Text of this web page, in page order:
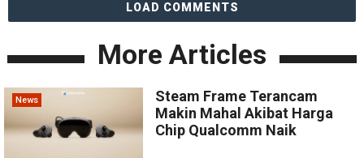
LOAD COMMENTS
More Articles
News
Steam Frame Terancam
Makin Mahal Akibat Harga
Chip Qualcomm Naik